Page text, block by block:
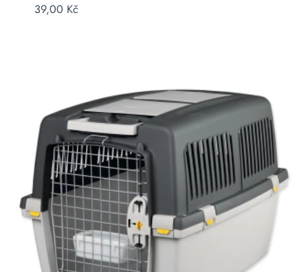
39,00 Kč